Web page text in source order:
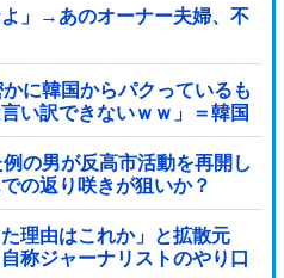
よ」→あのオーナー夫婦、不
に韓国からパクっているも
い訳できないｗｗ」＝韓国
の男が反高市活動を再開し
の返り咲きが狙いか？
理由はこれか」と拡散元
称ジャーナリストのやり口